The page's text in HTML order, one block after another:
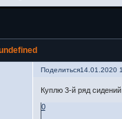
Поделиться14.01.2020
Куплю 3-й ряд
0